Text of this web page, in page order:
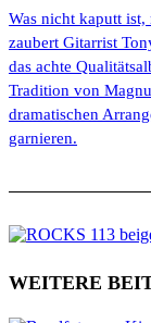
Was nicht kaputt ist,
zaubert Gitarrist
das achte
Tradition von
dramatischen
garnieren.
WEITERE